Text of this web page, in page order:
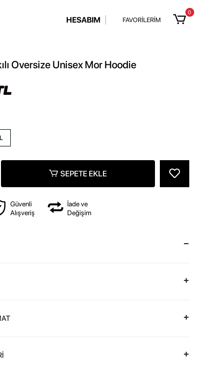
HESABIM FAVORİLERİM
0
Oversize Unisex Mor Hoodie
SEPETE EKLE
Güvenli
Alışveriş
İade ve
Değişim